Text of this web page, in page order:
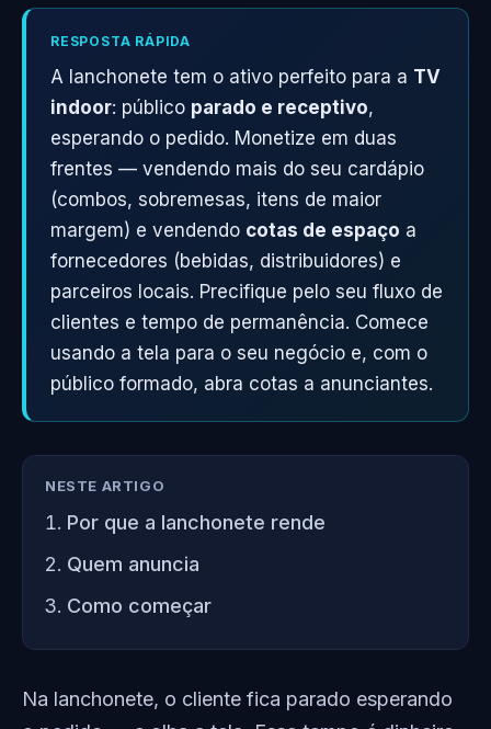
RESPOSTA RÁPIDA
A lanchonete tem o ativo perfeito para a TV
indoor: público parado e receptivo,
esperando o pedido. Monetize em duas
frentes — vendendo mais do seu cardápio
(combos, sobremesas, itens de maior
margem) e vendendo cotas de espaço a
fornecedores (bebidas, distribuidores) e
parceiros locais. Precifique pelo seu fluxo de
clientes e tempo de permanência. Comece
usando a tela para o seu negócio e, com o
público formado, abra cotas a anunciantes.
NESTE ARTIGO
Por que a lanchonete rende
Quem anuncia
Como começar
Na lanchonete, o cliente fica parado esperando